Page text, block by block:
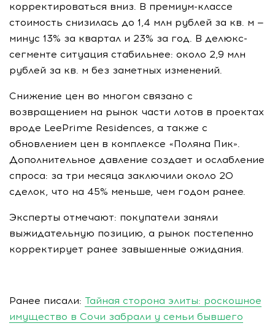
корректироваться вниз. В премиум-классе
стоимость снизилась до 1,4 млн рублей за кв. м —
минус 13% за квартал и 23% за год. В делюкс-
сегменте ситуация стабильнее: около 2,9 млн
рублей за кв. м без заметных изменений.
Снижение цен во многом связано с
возвращением на рынок части лотов в проектах
вроде LeePrime Residences, а также с
обновлением цен в комплексе «Поляна Пик».
Дополнительное давление создает и ослабление
спроса: за три месяца заключили около 20
сделок, что на 45% меньше, чем годом ранее.
Эксперты отмечают: покупатели заняли
выжидательную позицию, а рынок постепенно
корректирует ранее завышенные ожидания.
Ранее писали: Тайная сторона элиты: роскошное
имущество в Сочи забрали у семьи бывшего